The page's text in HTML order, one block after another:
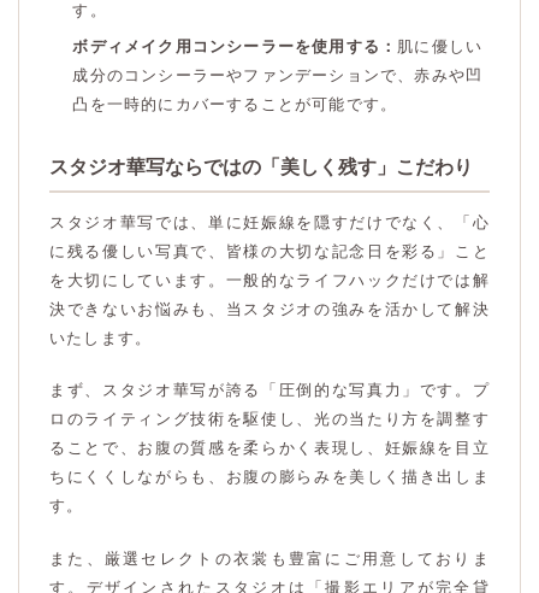
す。
ボディメイク用コンシーラーを使用する： 肌に優しい
成分のコンシーラーやファンデーションで、赤みや凹
凸を一時的にカバーすることが可能です。
スタジオ華写ならではの「美しく残す」こだわり
スタジオ華写では、単に妊娠線を隠すだけでなく、「心
に残る優しい写真で、皆様の大切な記念日を彩る」こと
を大切にしています。一般的なライフハックだけでは解
決できないお悩みも、当スタジオの強みを活かして解決
いたします。
まず、スタジオ華写が誇る「圧倒的な写真力」です。プ
ロのライティング技術を駆使し、光の当たり方を調整す
ることで、お腹の質感を柔らかく表現し、妊娠線を目立
ちにくくしながらも、お腹の膨らみを美しく描き出しま
す。
また、厳選セレクトの衣裳も豊富にご用意しておりま
す。デザインされたスタジオは「撮影エリアが完全貸